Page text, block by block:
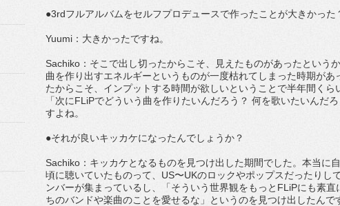
●3rdフルアルバムをセルフプロデュースで作ったことが大きかった
Yuumi：大きかったですね。
Sachiko：そこで出し切ったからこそ、見えたものがあったという
曲を作り出すエネルギーというものが一度枯れてしまった時期が
たからこそ、インプットする時間が欲しいということで半年間く
「次にFLiPでどういう曲を作りたいんだろう？ 何を歌いたいんだ
すよね。
●それが良いキッカケになったんでしょうか？
Sachiko：キッカケとなるものを見つけ出した期間でした。本当に
頃に聴いていたものって、US〜UKのロックやポップスだったりし
ンバーが集まっているし、「そういう世界観をもっとFLiPにも素
ちのバンドや楽曲のことを愛せるな」というのを見つけ出したん